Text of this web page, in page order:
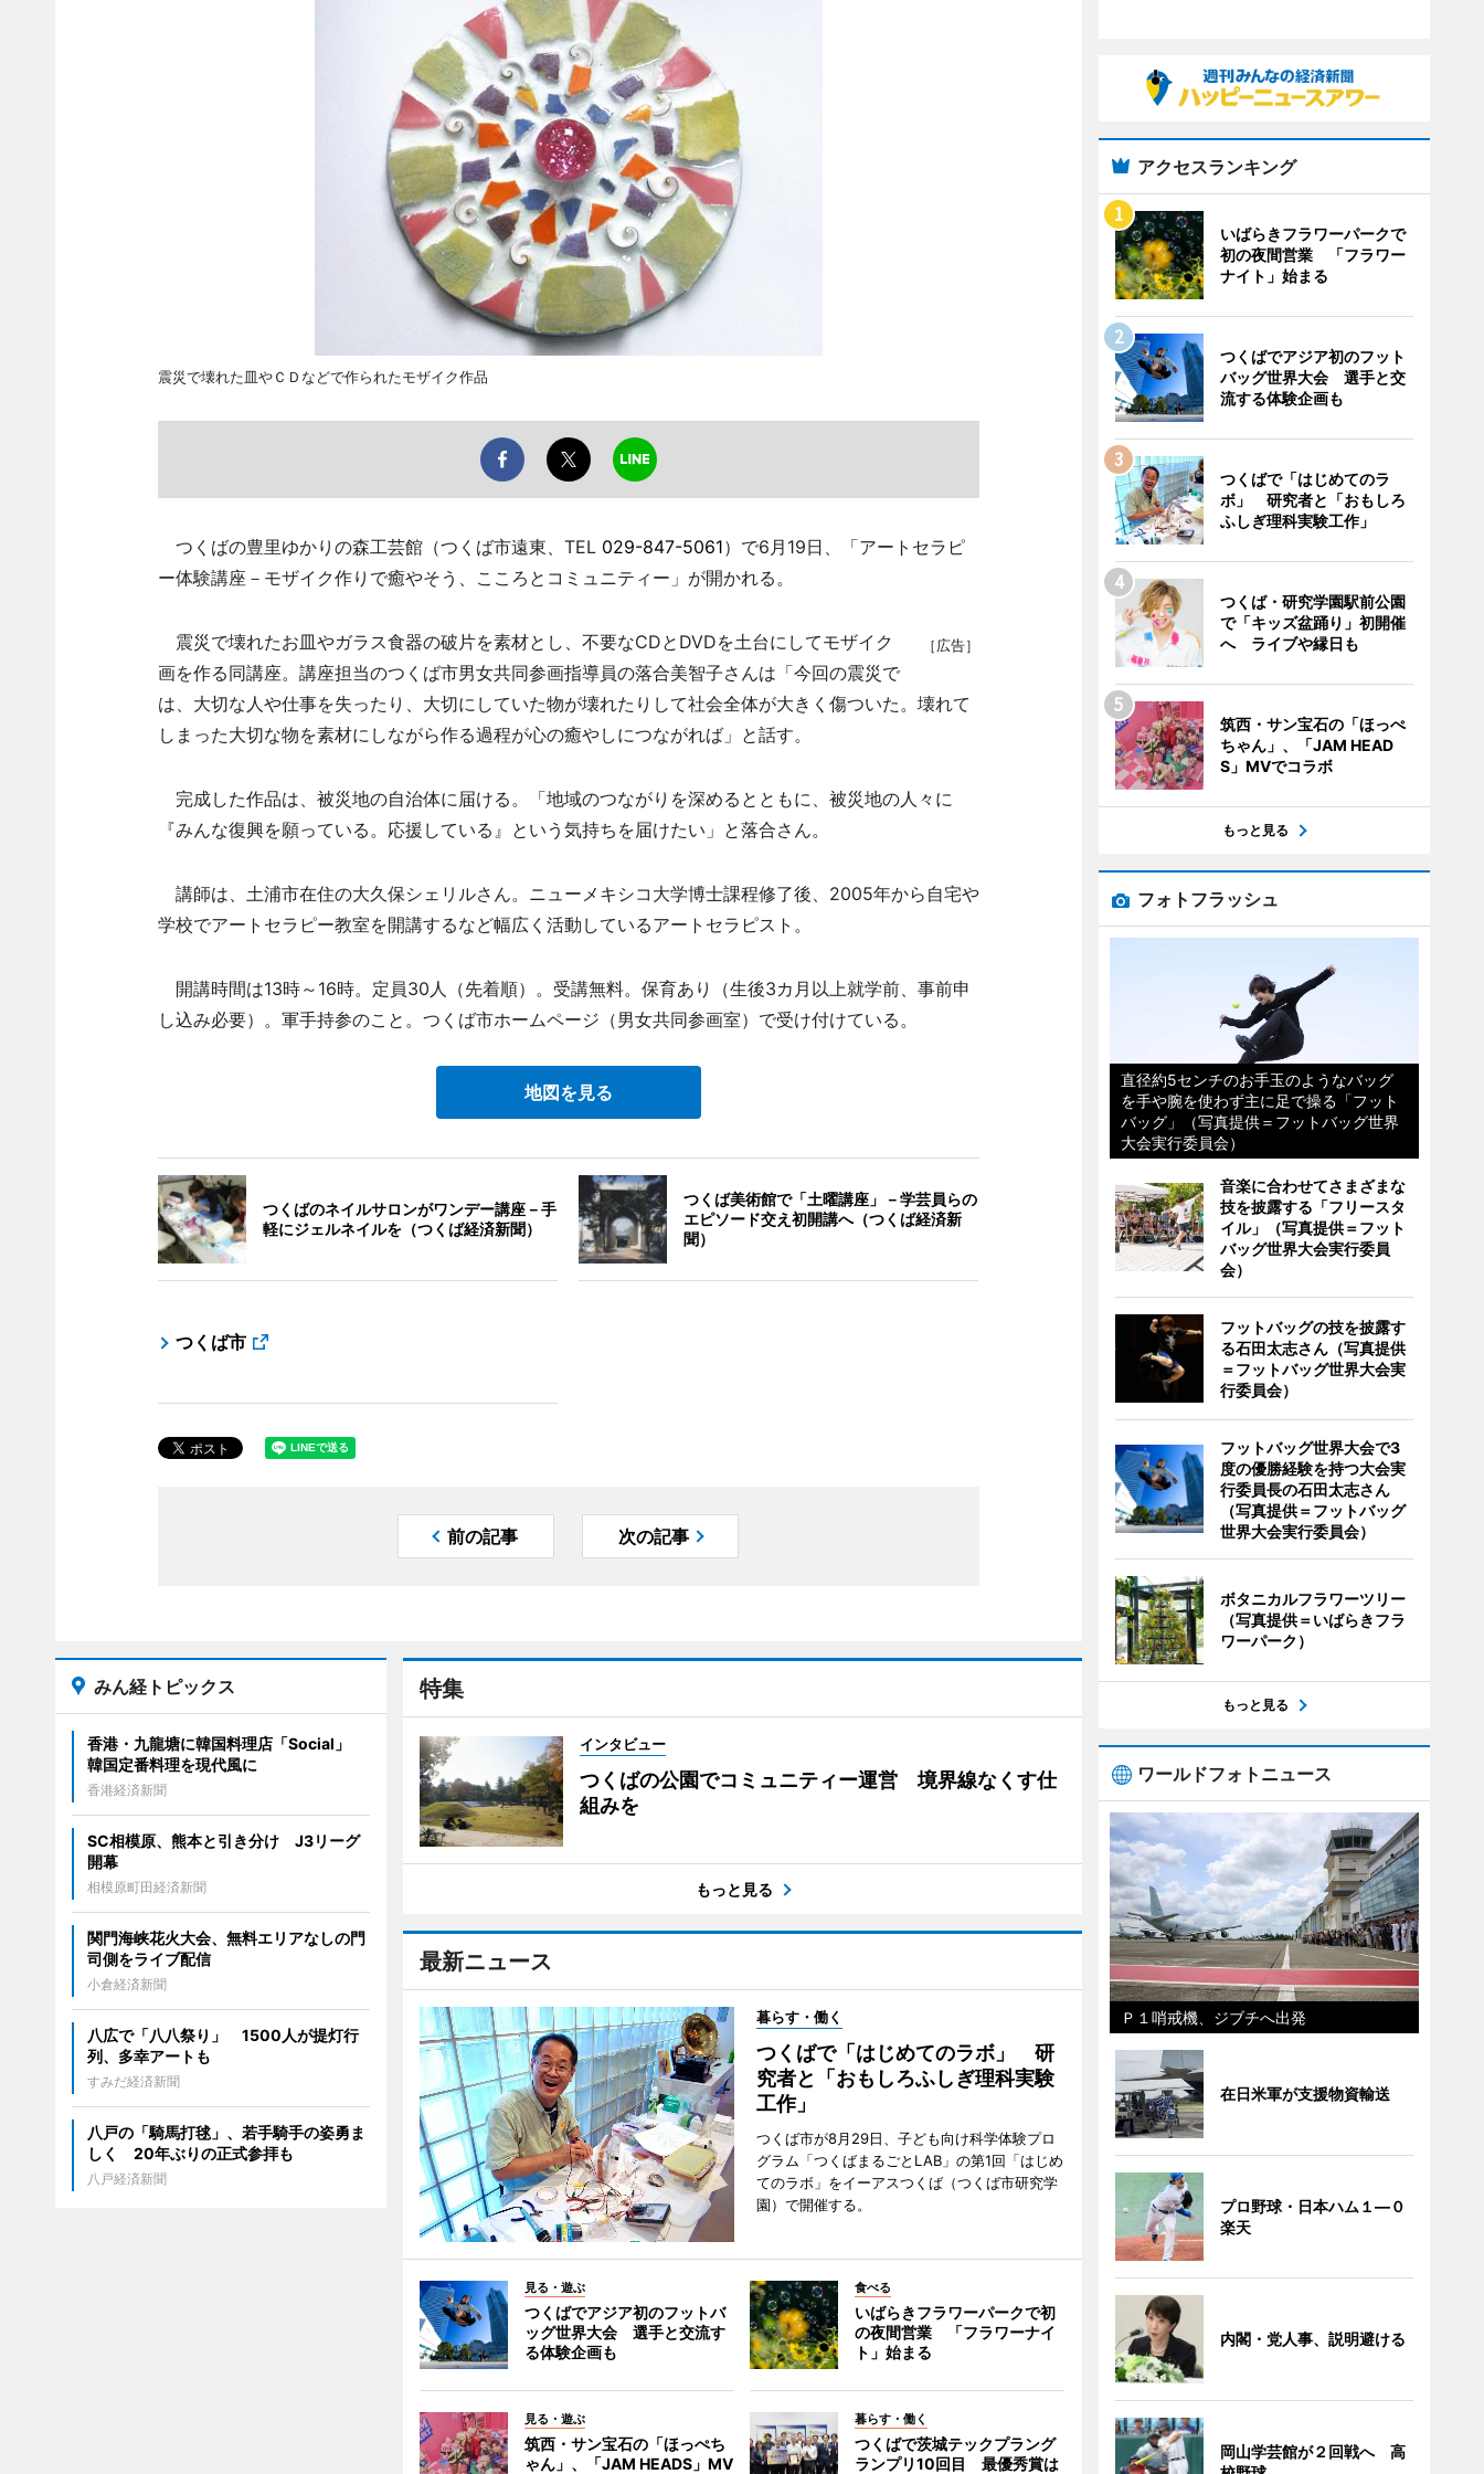
震災で壊れた皿やＣＤなどで作られたモザイク作品
つくばの豊里ゆかりの森工芸館（つくば市遠東、TEL 029-847-5061）で6月19日、「アートセラピ
ー体験講座－モザイク作りで癒やそう、こころとコミュニティー」が開かれる。
［広告］
震災で壊れたお皿やガラス食器の破片を素材とし、不要なCDとDVDを土台にしてモザイク
画を作る同講座。講座担当のつくば市男女共同参画指導員の落合美智子さんは「今回の震災で
は、大切な人や仕事を失ったり、大切にしていた物が壊れたりして社会全体が大きく傷ついた。壊れて
しまった大切な物を素材にしながら作る過程が心の癒やしにつながれば」と話す。
完成した作品は、被災地の自治体に届ける。「地域のつながりを深めるとともに、被災地の人々に
『みんな復興を願っている。応援している』という気持ちを届けたい」と落合さん。
講師は、土浦市在住の大久保シェリルさん。ニューメキシコ大学博士課程修了後、2005年から自宅や
学校でアートセラピー教室を開講するなど幅広く活動しているアートセラピスト。
開講時間は13時～16時。定員30人（先着順）。受講無料。保育あり（生後3カ月以上就学前、事前申
し込み必要）。軍手持参のこと。つくば市ホームページ（男女共同参画室）で受け付けている。
地図を見る
つくばのネイルサロンがワンデー講座－手
軽にジェルネイルを（つくば経済新聞）
つくば美術館で「土曜講座」－学芸員らの
エピソード交え初開講へ（つくば経済新
聞）
つくば市
前の記事 次の記事
特集
インタビュー
つくばの公園でコミュニティー運営 境界線なくす仕
組みを
もっと見る
最新ニュース
暮らす・働く
つくばで「はじめてのラボ」 研
究者と「おもしろふしぎ理科実験
工作」
つくば市が8月29日、子ども向け科学体験プロ
グラム「つくばまるごとLAB」の第1回「はじめ
てのラボ」をイーアスつくば（つくば市研究学
園）で開催する。
見る・遊ぶ
つくばでアジア初のフットバ
ッグ世界大会 選手と交流す
る体験企画も
食べる
いばらきフラワーパークで初
の夜間営業 「フラワーナイ
ト」始まる
見る・遊ぶ
筑西・サン宝石の「ほっぺち
ゃん」、「JAM HEADS」MV
暮らす・働く
つくばで茨城テックプラング
ランプリ10回目 最優秀賞は
みん経トピックス
香港・九龍塘に韓国料理店「Social」
韓国定番料理を現代風に
香港経済新聞
SC相模原、熊本と引き分け J3リーグ
開幕
相模原町田経済新聞
関門海峡花火大会、無料エリアなしの門
司側をライブ配信
小倉経済新聞
八広で「八八祭り」 1500人が提灯行
列、多幸アートも
すみだ経済新聞
八戸の「騎馬打毬」、若手騎手の姿勇ま
しく 20年ぶりの正式参拝も
八戸経済新聞
アクセスランキング
いばらきフラワーパークで
初の夜間営業 「フラワー
ナイト」始まる
つくばでアジア初のフット
バッグ世界大会 選手と交
流する体験企画も
つくばで「はじめてのラ
ボ」 研究者と「おもしろ
ふしぎ理科実験工作」
つくば・研究学園駅前公園
で「キッズ盆踊り」初開催
へ ライブや縁日も
筑西・サン宝石の「ほっぺ
ちゃん」、「JAM HEAD
S」MVでコラボ
もっと見る
フォトフラッシュ
直径約5センチのお手玉のようなバッグ
を手や腕を使わず主に足で操る「フット
バッグ」（写真提供＝フットバッグ世界
大会実行委員会）
音楽に合わせてさまざまな
技を披露する「フリースタ
イル」（写真提供＝フット
バッグ世界大会実行委員
会）
フットバッグの技を披露す
る石田太志さん（写真提供
＝フットバッグ世界大会実
行委員会）
フットバッグ世界大会で3
度の優勝経験を持つ大会実
行委員長の石田太志さん
（写真提供＝フットバッグ
世界大会実行委員会）
ボタニカルフラワーツリー
（写真提供＝いばらきフラ
ワーパーク）
もっと見る
ワールドフォトニュース
Ｐ１哨戒機、ジブチへ出発
在日米軍が支援物資輸送
プロ野球・日本ハム１―０
楽天
内閣・党人事、説明避ける
岡山学芸館が２回戦へ 高